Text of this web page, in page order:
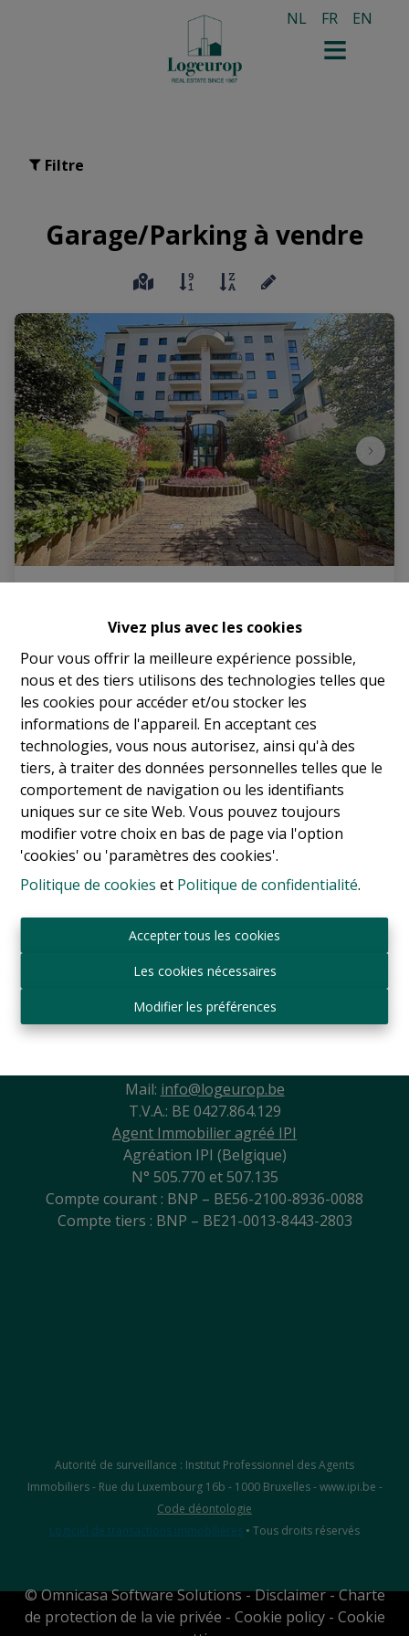
Vivez plus avec les cookies
Pour vous offrir la meilleure expérience possible,
nous et des tiers utilisons des technologies telles que
les cookies pour accéder et/ou stocker les
informations de l'appareil. En acceptant ces
technologies, vous nous autorisez, ainsi qu'à des
tiers, à traiter des données personnelles telles que le
comportement de navigation ou les identifiants
uniques sur ce site Web. Vous pouvez toujours
modifier votre choix en bas de page via l'option
'cookies' ou 'paramètres des cookies'.
Politique de cookies et Politique de confidentialité.
Accepter tous les cookies
Les cookies nécessaires
Modifier les préférences
NL FR EN
Filtre
Garage/Parking à vendre
Rue du Lac 37, 1000 Bruxelles | Ref
€ 249.000
1 70 m² 1
Sint-Jansbergdreef 2
Mail: info@logeurop.be
T.V.A.: BE 0427.864.129
Agent Immobilier agréé IPI
Agréation IPI (Belgique)
N° 505.770 et 507.135
Compte courant : BNP – BE56-2100-8936-0088
Compte tiers : BNP – BE21-0013-8443-2803
Autorité de surveillance : Institut Professionnel des Agents
Immobiliers - Rue du Luxembourg 16b - 1000 Bruxelles - www.ipi.be -
Code déontologie
Logiciel de transactions immobilières • Tous droits réservés
©Omnicasa Software Solutions-Disclaimer-Charte
de protection de la vie privée - Cookie policy- Cookie